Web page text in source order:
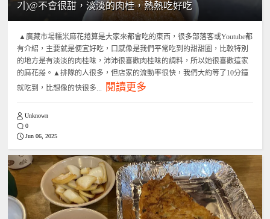
기)@不會很甜，淡淡的肉桂，熱熱吃好吃
▲廣藏市場糯米麻花捲算是大家來都會吃的東西，很多部落客或Youtube都
有介紹，主要就是便宜好吃，口感像是我們平常吃到的甜甜圈，比較特別
的地方是有淡淡的肉桂味，沛沛很喜歡肉桂味的調料，所以她很喜歡這家
的麻花捲。▲排隊的人很多，但店家的流動率很快，我們大約等了10分鐘
就吃到，比想像的快很多...
閱讀更多
Unknown
0
Jun 06, 2025